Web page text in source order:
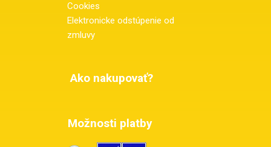
Cookies
Elektronicke odstúpenie od
zmluvy
Ako nakupovať?
Možnosti platby